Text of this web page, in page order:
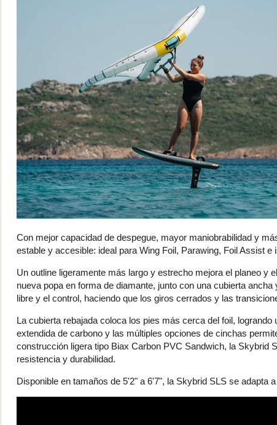
Con mejor capacidad de despegue, mayor maniobrabilidad y
estable y accesible: ideal para Wing Foil, Parawing, Foil Assist
Un outline ligeramente más largo y estrecho mejora el planeo y
nueva popa en forma de diamante, junto con una cubierta
libre y el control, haciendo que los giros cerrados y las
La cubierta rebajada coloca los pies más cerca del foil,
extendida de carbono y las múltiples opciones de cinchas
construcción ligera tipo Biax Carbon PVC Sandwich, la Skybrid
resistencia y durabilidad.
Disponible en tamaños de 5'2" a 6'7", la Skybrid SLS se adapta